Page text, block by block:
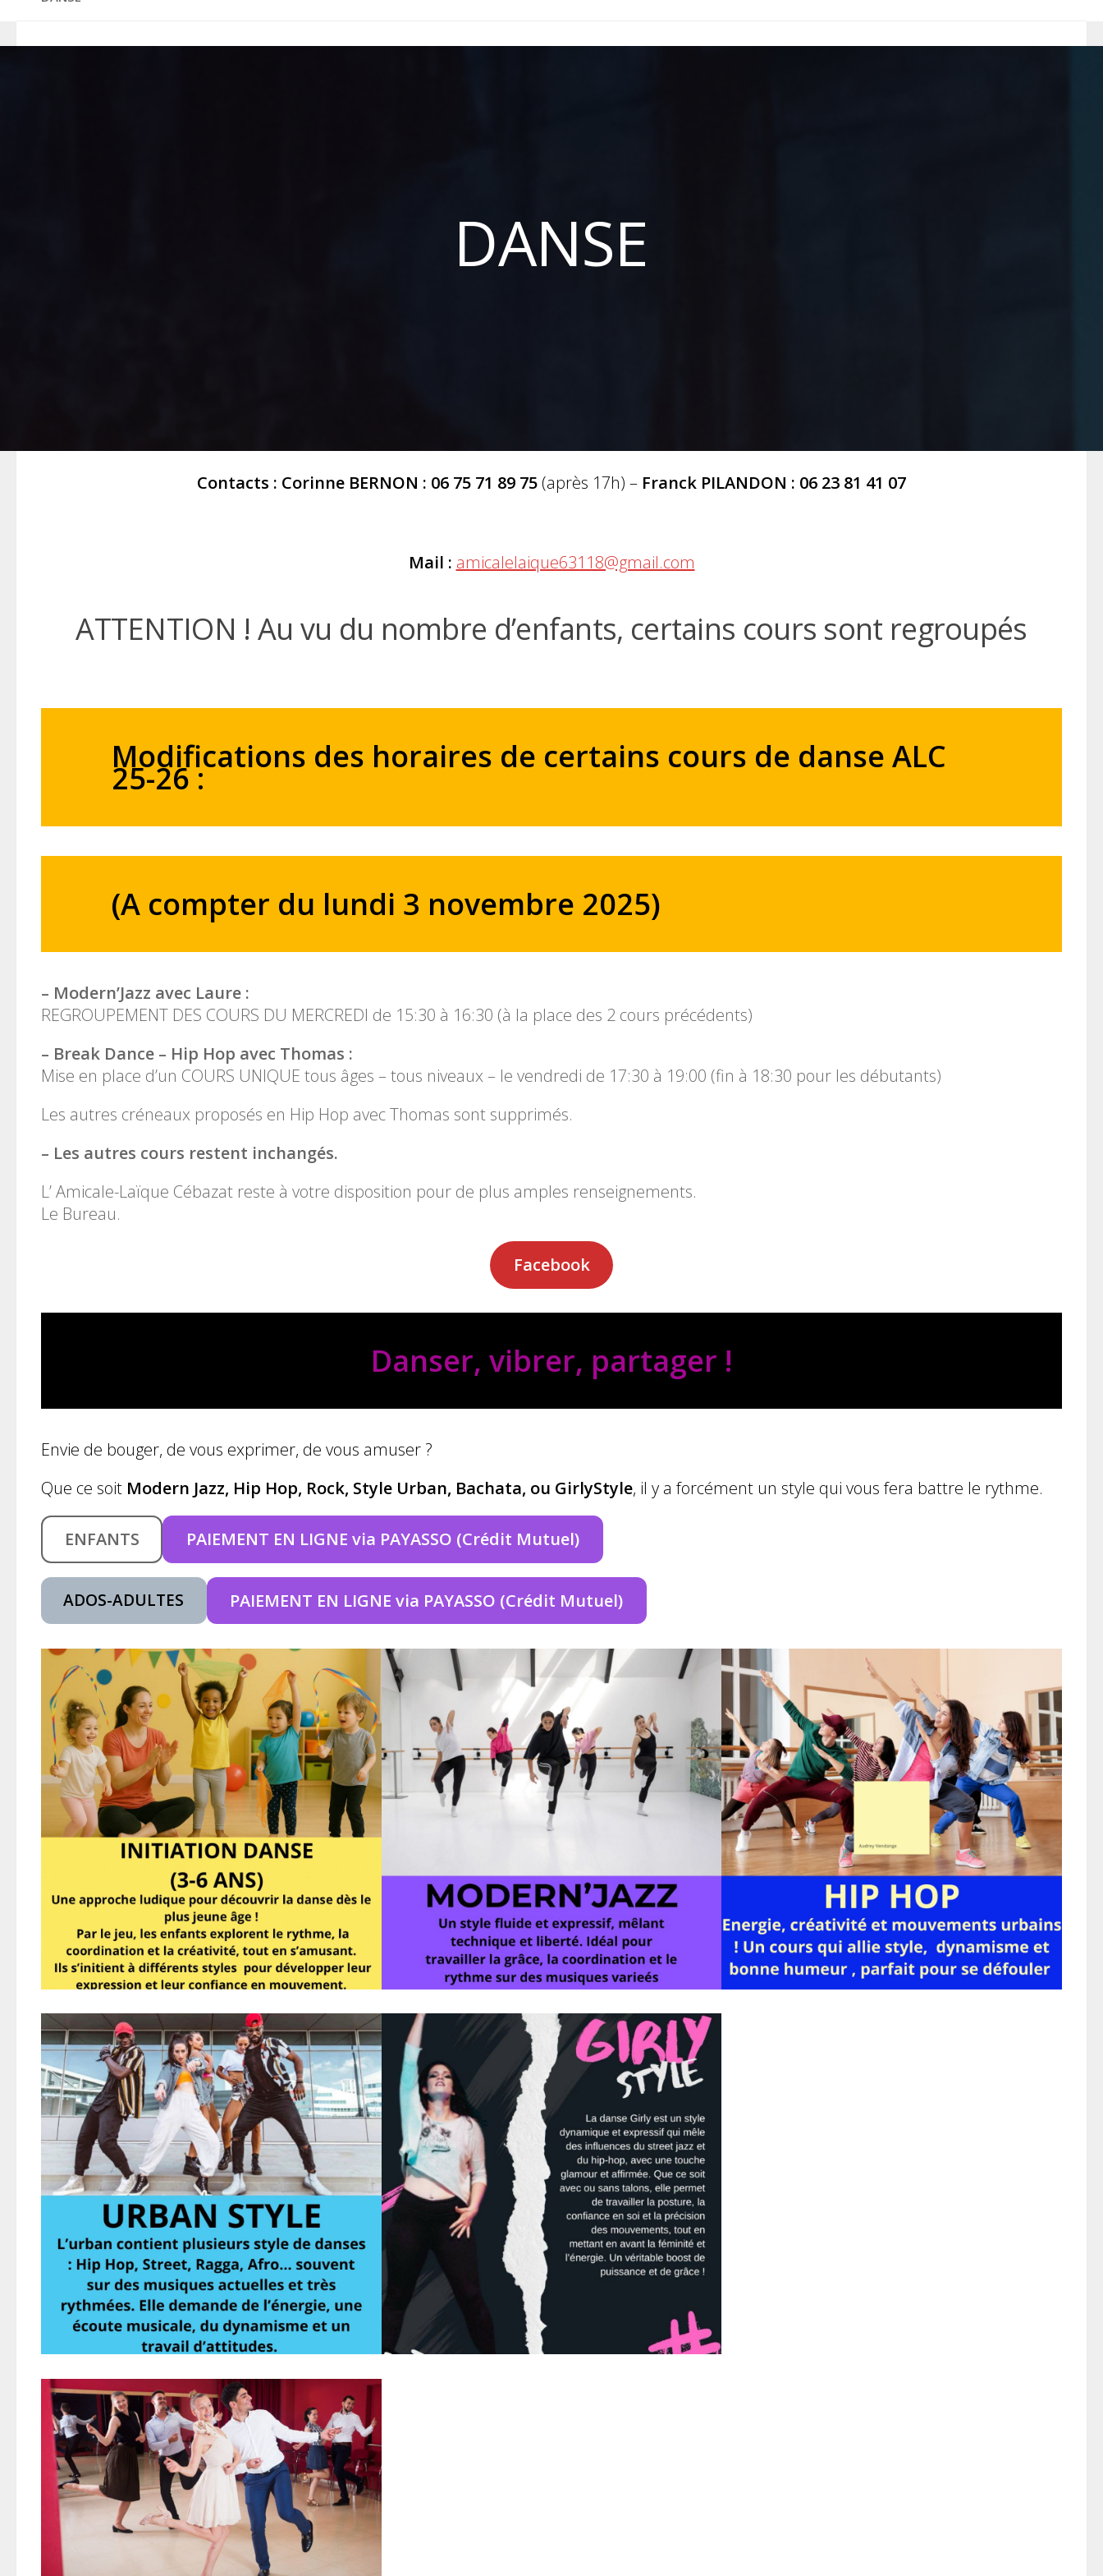
DANSE
Contacts : Corinne BERNON : 06 75 71 89 75 (après 17h) – Franck PILANDON : 06 23 81 41 07
Mail : amicalelaique63118@gmail.com
ATTENTION ! Au vu du nombre d’enfants, certains cours sont regroupés
Modifications des horaires de certains cours de danse ALC
25-26 :
(A compter du lundi 3 novembre 2025)
– Modern’Jazz avec Laure :
REGROUPEMENT DES COURS DU MERCREDI de 15:30 à 16:30 (à la place des 2 cours précédents)
– Break Dance – Hip Hop avec Thomas :
Mise en place d’un COURS UNIQUE tous âges – tous niveaux – le vendredi de 17:30 à 19:00 (fin à 18:30 pour les débutants)
Les autres créneaux proposés en Hip Hop avec Thomas sont supprimés.
– Les autres cours restent inchangés.
L’ Amicale-Laïque Cébazat reste à votre disposition pour de plus amples renseignements.
Le Bureau.
Facebook
Danser, vibrer, partager !
Envie de bouger, de vous exprimer, de vous amuser ?
Que ce soit Modern Jazz, Hip Hop, Rock, Style Urban, Bachata, ou GirlyStyle, il y a forcément un style qui vous fera battre le rythme.
ENFANTS PAIEMENT EN LIGNE via PAYASSO (Crédit Mutuel)
ADOS-ADULTES PAIEMENT EN LIGNE via PAYASSO (Crédit Mutuel)